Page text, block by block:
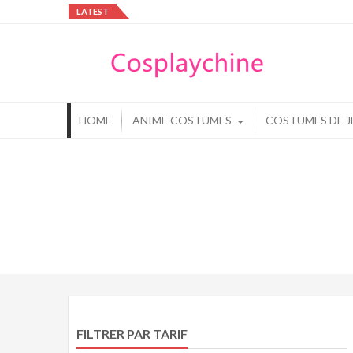
LATEST
HOME ANIME COSTUMES COSTUMES DE
FILTRER PAR TARIF